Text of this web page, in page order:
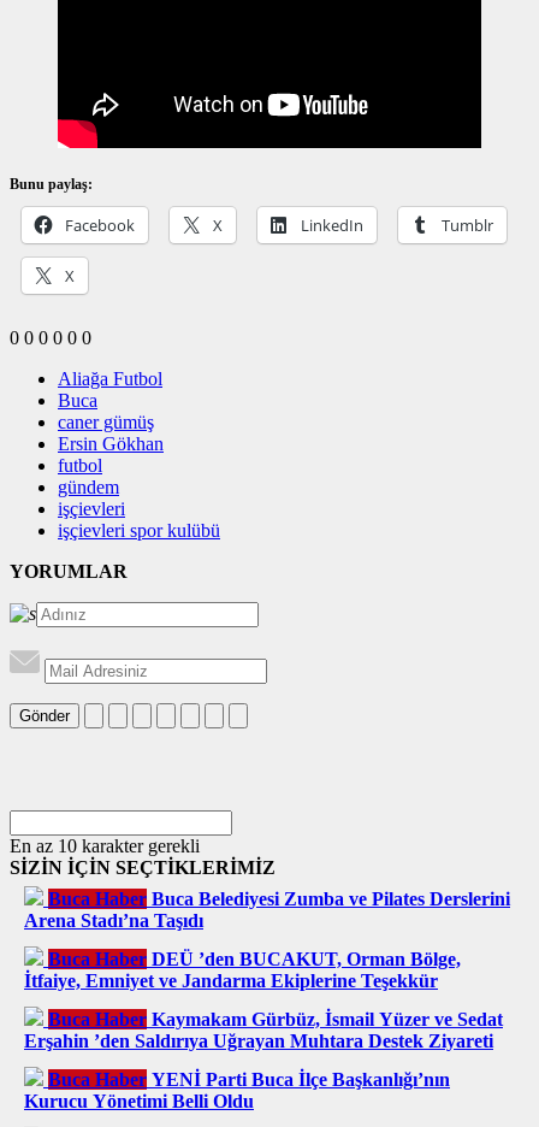
Bunu paylaş:
Facebook X LinkedIn Tumblr
X
0 0 0 0 0 0
Aliağa Futbol
Buca
caner gümüş
Ersin Gökhan
futbol
gündem
işçievleri
işçievleri spor kulübü
YORUMLAR
Gönder
En az 10 karakter gerekli
SİZİN İÇİN SEÇTİKLERİMİZ
Buca Haber Buca Belediyesi Zumba ve Pilates Derslerini
Arena Stadı’na Taşıdı
Buca Haber DEÜ ’den BUCAKUT, Orman Bölge,
İtfaiye, Emniyet ve Jandarma Ekiplerine Teşekkür
Buca Haber Kaymakam Gürbüz, İsmail Yüzer ve Sedat
Erşahin ’den Saldırıya Uğrayan Muhtara Destek Ziyareti
Buca Haber YENİ Parti Buca İlçe Başkanlığı’nın
Kurucu Yönetimi Belli Oldu